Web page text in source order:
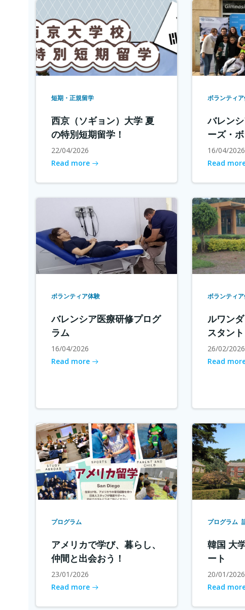
短期・正規留学
西京（ソギョン）大学 夏
の特別短期留学！
22/04/2026
Read more
ボランティ
バレン
ーズ・
16/04/2026
Read
ボランティア体験
バレンシア医療研修プログ
ラム
16/04/2026
Read more
ボランティ
ルワン
スタン
26/02/2026
Read
プログラム
アメリカで学び、暮らし、
仲間と出会おう！
23/01/2026
Read more
プログラム
韓国 大
ート
20/01/2026
Read